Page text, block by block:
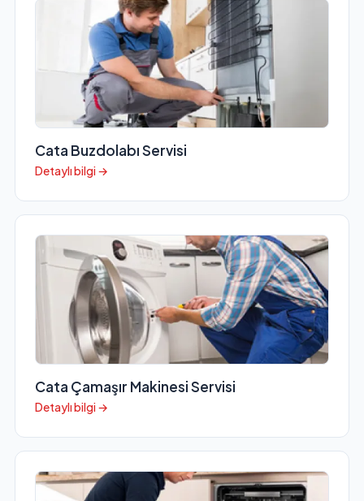
Cata Buzdolabı Servisi
Detaylı bilgi →
Cata Çamaşır Makinesi Servisi
Detaylı bilgi →